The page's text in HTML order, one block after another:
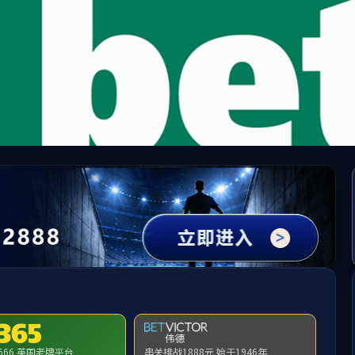
·365英国上市(集团)有限公司公司|官方
请输入验证码下载附件